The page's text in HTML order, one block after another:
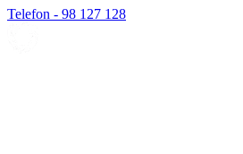
Telefon - 98 127 128